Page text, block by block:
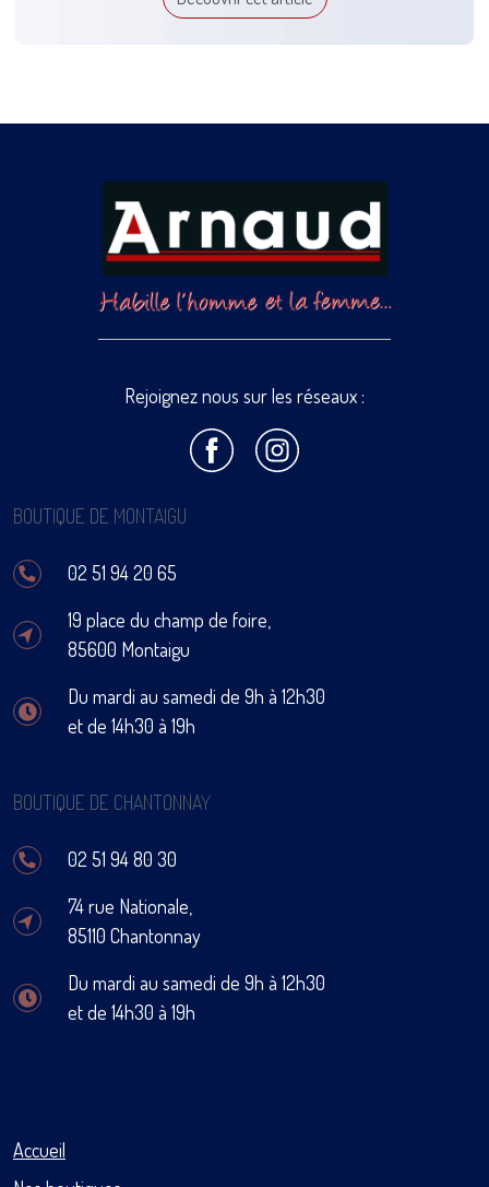
Rejoignez nous sur les réseaux :
BOUTIQUE DE MONTAIGU
02 51 94 20 65
19 place du champ de foire,
85600 Montaigu
Du mardi au samedi de 9h à 12h30
et de 14h30 à 19h
BOUTIQUE DE CHANTONNAY
02 51 94 80 30
74 rue Nationale,
85110 Chantonnay
Du mardi au samedi de 9h à 12h30
et de 14h30 à 19h
Accueil